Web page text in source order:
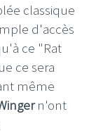
classique
d'accès
ce "Rat
ce sera
même
n'ont